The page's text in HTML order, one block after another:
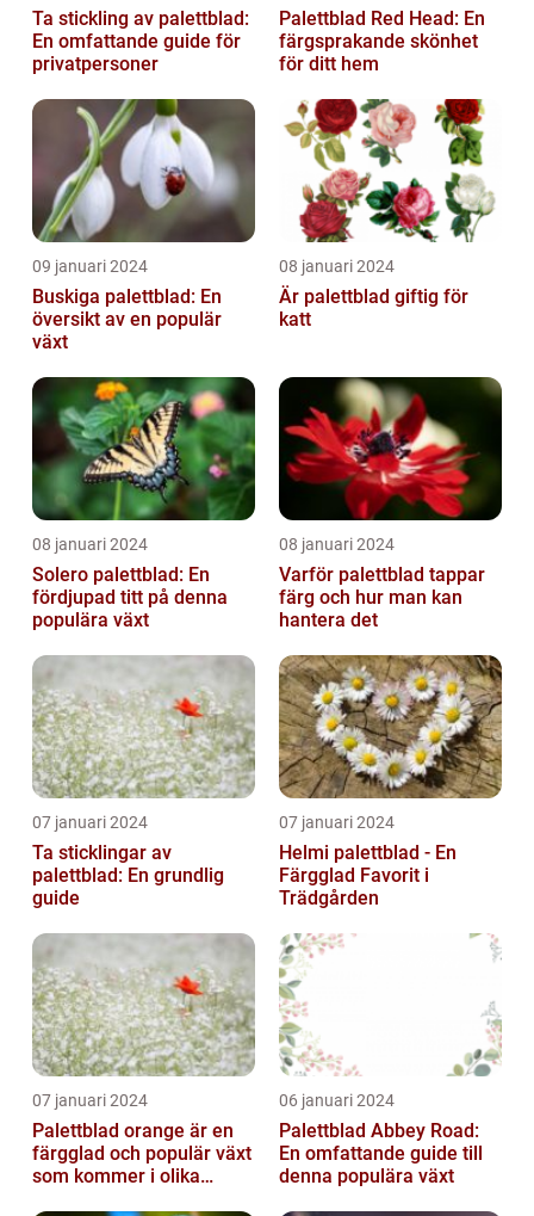
Ta stickling av palettblad:
En omfattande guide för
privatpersoner
Palettblad Red Head: En
färgsprakande skönhet
för ditt hem
09 januari 2024
Buskiga palettblad: En
översikt av en populär
växt
08 januari 2024
Är palettblad giftig för
katt
08 januari 2024
Solero palettblad: En
fördjupad titt på denna
populära växt
08 januari 2024
Varför palettblad tappar
färg och hur man kan
hantera det
07 januari 2024
Ta sticklingar av
palettblad: En grundlig
guide
07 januari 2024
Helmi palettblad - En
Färgglad Favorit i
Trädgården
07 januari 2024
Palettblad orange är en
färgglad och populär växt
som kommer i olika
06 januari 2024
Palettblad Abbey Road:
En omfattande guide till
denna populära växt